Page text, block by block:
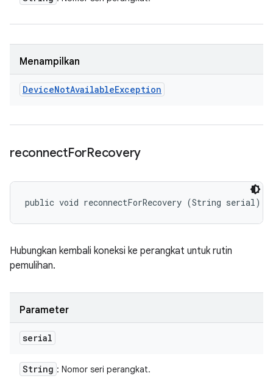
Menampilkan
DeviceNotAvailableException
reconnectForRecovery
public void reconnectForRecovery (String serial)
Hubungkan kembali koneksi ke perangkat untuk rutin
pemulihan.
Parameter
serial
String : Nomor seri perangkat.